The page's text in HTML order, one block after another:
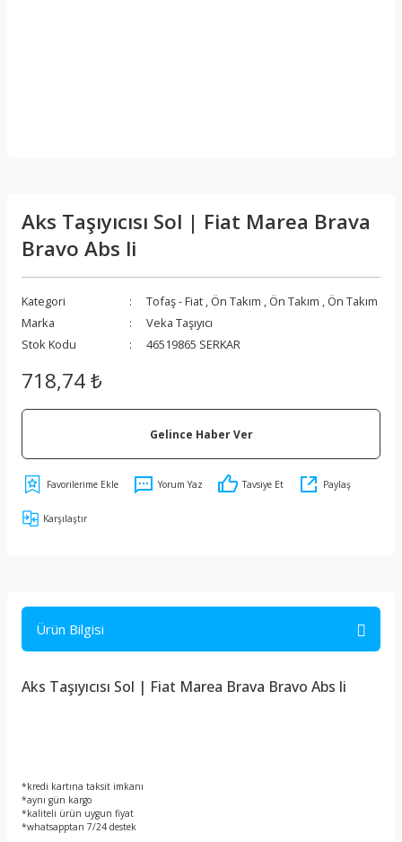
Aks Taşıyıcısı Sol | Fiat Marea Brava
Bravo Abs li
Kategori Tofaş - Fiat , Ön Takım , Ön Takım , Ön Takım
Marka
Veka Taşıyıcı
Stok Kodu
46519865 SERKAR
718,74 ₺
Gelince Haber Ver
Yorum Yaz Tavsiye Et Paylaş
Karşılaştır
Ürün Bilgisi
Aks Taşıyıcısı Sol | Fiat Marea Brava Bravo Abs li
*kredi kartına taksit imkanı
*aynı gün kargo
*kaliteli ürün uygun fiyat
*whatsapptan 7/24 destek